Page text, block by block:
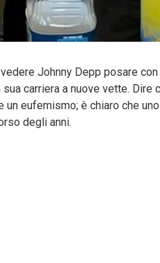
Johnny Depp posare
carriera a nuove vette. Dire
eufemismo; è chiaro che
degli anni.